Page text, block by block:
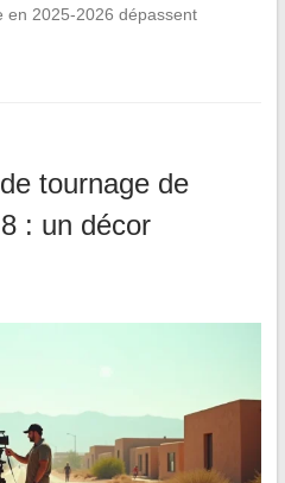
en 2025-2026 dépassent
tournage de
: un décor